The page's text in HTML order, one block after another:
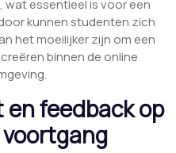
wat essentieel is voor een
kunnen studenten zich
het moeilijker zijn om een
binnen de online
feedback op